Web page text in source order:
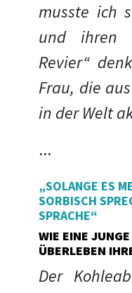
musste ich
und ihren
Revier“
Frau, die
in der Welt
...
„SOLANGE ES
SORBISCH
SPRACHE“
WIE EINE
ÜBERLEBEN
Der